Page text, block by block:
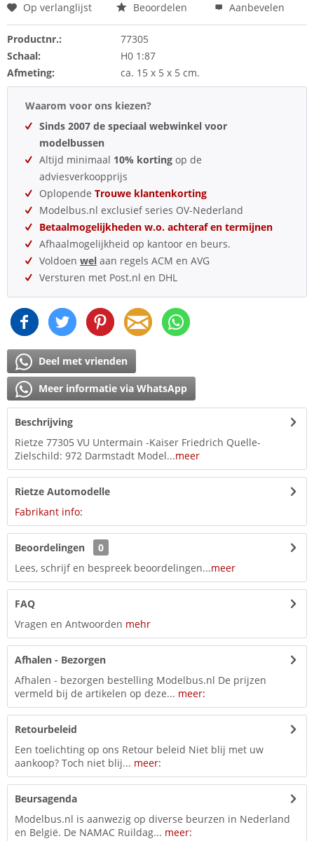
Op verlanglijst Beoordelen Aanbevelen
Productnr.:
77305
Schaal:
H0 1:87
Afmeting:
ca. 15 x 5 x 5 cm.
Waarom voor ons kiezen?
Sinds 2007 de speciaal webwinkel voor
modelbussen
Altijd minimaal 10% korting op de
adviesverkoopprijs
Oplopende Trouwe klantenkorting
Modelbus.nl exclusief series OV-Nederland
Betaalmogelijkheden w.o. achteraf en termijnen
Afhaalmogelijkheid op kantoor en beurs.
Voldoen wel aan regels ACM en AVG
Versturen met Post.nl en DHL
Deel met vrienden
Meer informatie via WhatsApp
Beschrijving
Rietze 77305 VU Untermain -Kaiser Friedrich Quelle-
Zielschild: 972 Darmstadt Model...meer
Rietze Automodelle
Fabrikant info:
Beoordelingen
0
Lees, schrijf en bespreek beoordelingen...meer
FAQ
Vragen en Antwoorden mehr
Afhalen - Bezorgen
Afhalen - bezorgen bestelling Modelbus.nl De prijzen
vermeld bij de artikelen op deze... meer:
Retourbeleid
Een toelichting op ons Retour beleid Niet blij met uw
aankoop? Toch niet blij... meer:
Beursagenda
Modelbus.nl is aanwezig op diverse beurzen in Nederland
en België. De NAMAC Ruildag... meer: